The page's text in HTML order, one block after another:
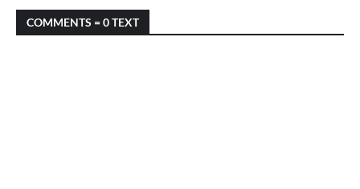
COMMENTS = 0 TEXT